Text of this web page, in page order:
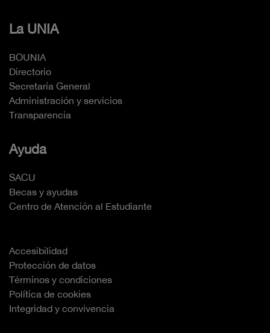
La UNIA
BOUNIA
Directorio
Secretaría General
Administración y servicios
Transparencia
Ayuda
SACU
Becas y ayudas
Centro de Atención al Estudiante
Accesibilidad
Protección de datos
Términos y condiciones
Política de cookies
Integridad y convivencia